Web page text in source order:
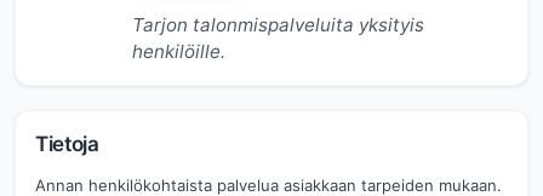
Tarjon talonmispalveluita yksityis
henkilöille.
Tietoja
Annan henkilökohtaista palvelua asiakkaan tarpeiden mukaan.